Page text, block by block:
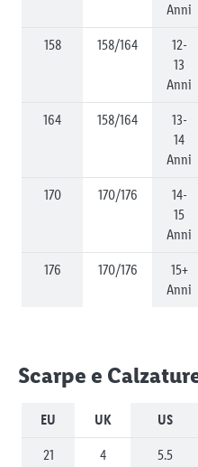
Anni
158 158/164
12-
13
Anni
164 158/164
13-
14
Anni
170 170/176
14-
15
Anni
176 170/176
15+
Anni
Scarpe e
EU UK US
21 4 5.5